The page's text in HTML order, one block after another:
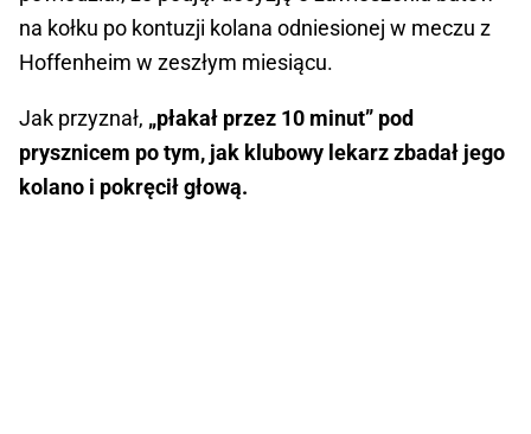
na kołku po kontuzji kolana odniesionej w meczu z
Hoffenheim w zeszłym miesiącu.
Jak przyznał, „płakał przez 10 minut” pod
prysznicem po tym, jak klubowy lekarz zbadał jego
kolano i pokręcił głową.